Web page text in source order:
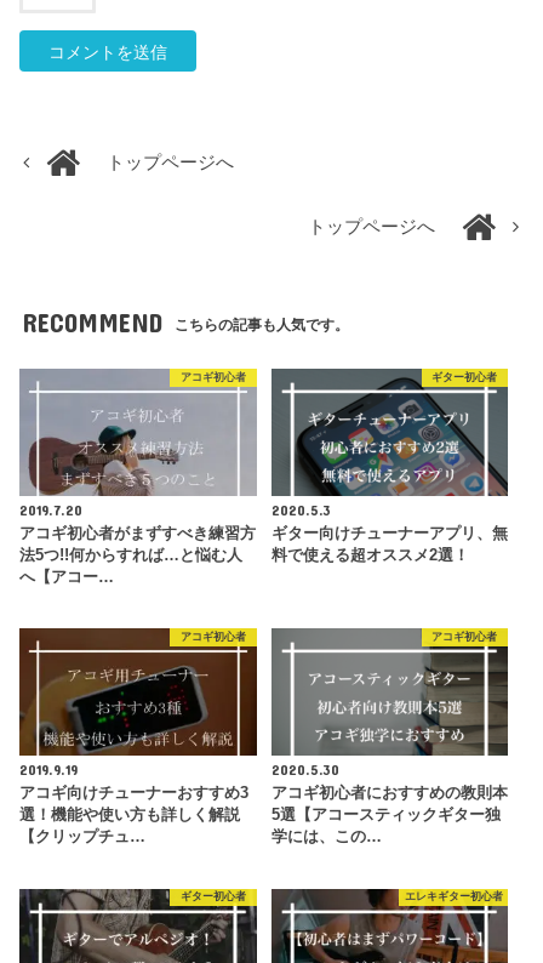
トップページへ
トップページへ
RECOMMEND こちらの記事も人気です。
アコギ初心者
2019.7.20
アコギ初心者がまずすべき練習方
法5つ!!何からすれば…と悩む人
へ【アコー…
ギター初心者
2020.5.3
ギター向けチューナーアプリ、無
料で使える超オススメ2選！
アコギ初心者
2019.9.19
アコギ向けチューナーおすすめ3
選！機能や使い方も詳しく解説
【クリップチュ…
アコギ初心者
2020.5.30
アコギ初心者におすすめの教則本
5選【アコースティックギター独
学には、この…
ギター初心者 エレキギター初心者